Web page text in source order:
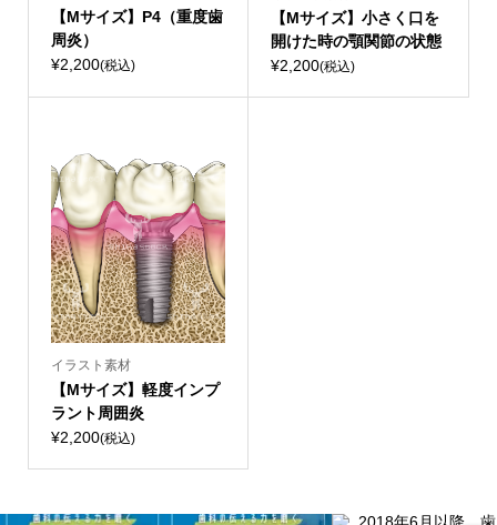
【Mサイズ】P4（重度歯
周炎）
¥2,200(税込)
【Mサイズ】小さく口を
開けた時の顎関節の状態
¥2,200(税込)
イラスト素材
【Mサイズ】軽度インプ
ラント周囲炎
¥2,200(税込)